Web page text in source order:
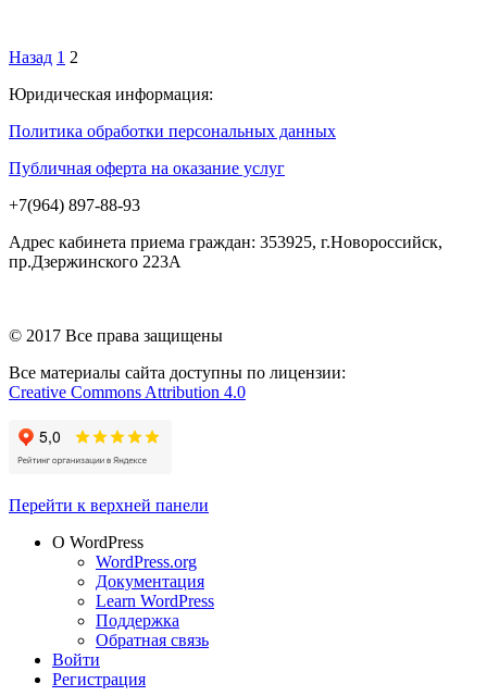
Назад 1 2
Юридическая информация:
Политика обработки персональных данных
Публичная оферта на оказание услуг
+7(964) 897-88-93
Адрес кабинета приема граждан: 353925, г.Новороссийск,
пр.Дзержинского 223А
© 2017 Все права защищены
Все материалы сайта доступны по лицензии:
Creative Commons Attribution 4.0
Перейти к верхней панели
О WordPress
WordPress.org
Документация
Learn WordPress
Поддержка
Обратная связь
Войти
Регистрация